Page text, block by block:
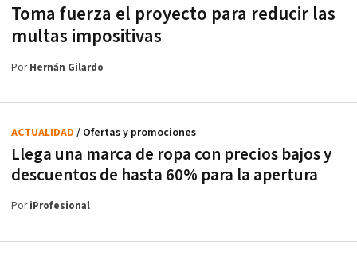
Toma fuerza el proyecto para reducir las
multas impositivas
PorHernán Gilardo
Llega una marca de ropa con precios bajos y
descuentos de hasta 60% para la apertura
ACTUALIDAD / Ofertas y promociones
PoriProfesional